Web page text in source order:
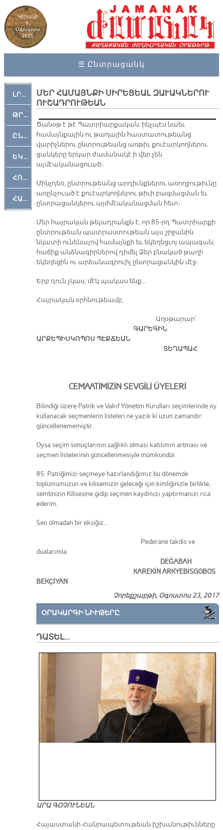
Կիրակի
9,
Օգոստոս
2026
☰ Ընտրացանկ
ԼՐԱՀՈՍ
ԹՐՔԱՀԱՅ ԿԵԱՆՔ
ԸՆԿԵՐԱՄՇԱԿՈՒԹԱՅԻՆ
ԵԿԵՂԵՑԱԿԱՆ
ՀՈԳԵՄՏԱՒՈՐ
ՀԱՐԹԱԿ
ՄԵՐ ՀԱՄԱՅՆՔԻ ՍԻՐԵՑԵԱԼ ԶԱՒԱԿՆԵՐՈՒ
ՈՒՇԱԴՐՈՒԹԵԱՆ
Ծանօթ է թէ Պատրիարքական, ինչպէս նաեւ
համայնքային ու թաղային հաստատութեանց
վարիչներու ընտրութեանց առթիւ քուէարկողներու
ցանկերը երկար ժամանակէ ի վեր չեն
այմէականացուած։
Մինչդեռ, ընտրութեանց արդիւնքներու առողջութիւնը
առընչուած է քուէարկողներու թիւի բազմացման եւ
ընտրացանկերու այժմէականացման հետ։
Մեր հայրական թելադրանքն է, որ 85-րդ Պատրիարքի
ընտրութեան պատրաստութեան այս շրջանին
նկատի ունենալով համայնքի եւ եկեղեցւոյ ապագան,
հաճիք անձնագիրներով դիմել Ձեր բնակած թաղի
եկեղեցին ու արձանագրուիլ ընտրացանկին մէջ։
Երբ դուն չկաս, մէկ պակաս ենք…
Հայրական օրհնութեամբ,
Աղօթարար՝
ԳԱՐԵԳԻՆ
ԱՐՔԵՊԻՍԿՈՊՈՍ ՊԷՔՃԵԱՆ
ՏԵՂԱՊԱՀ
CEMAATİMİZİN SEVGİLİ ÜYELERİ
Bilindiği üzere Patrik ve Vakıf Yönetim Kurulları seçimlerinde oy
kullanacak seçmenlerin listeleri ne yazık ki uzun zamandır
güncellenememiştir.
Oysa seçim sonuçlarının sağlıklı olması katılımın artması ve
seçmen listelerinin güncellenmesiyle müm­kündür.
85. Patriğimizi seçmeye hazırlandığımız bu dönemde
toplumumuzun ve kilisemizin geleceği için kimliğinizle birlikte,
semtinizin Kilisesine gidip seçmen kaydınızı yaptırmanızı rica
ederim.
Sen olmadan bir eksiğiz…
Pederane takdis ve
dualarımla
DEĞABAH
KAREKİN ARKYEBİSGOBOS
BEKÇİYAN
Չորեքշաբթի, Օգոստոս 23, 2017
ՕՐԱԿԱՐԳԻ ՆԻՒԹԵՐԸ
ԴԱՏԵԼ…
ԱՐԱ ԳՕՉՈՒՆԵԱՆ
​Հայաստանի Հանրապետութեան իշխանութիւնները